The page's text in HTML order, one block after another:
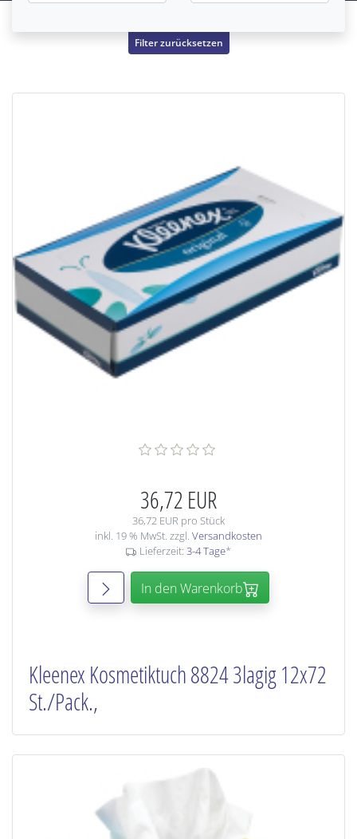
Filter zurücksetzen
36,72 EUR
36,72 EUR pro Stück
inkl. 19 % MwSt. zzgl. Versandkosten
Lieferzeit: 3-4 Tage*
In den Warenkorb
Kleenex Kosmetiktuch 8824 3lagig 12x72
St./Pack.,